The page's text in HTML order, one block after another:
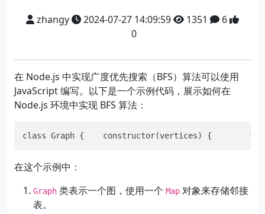
zhangy 2024-07-27 14:09:59 1351
6
0
在 Node.js 中实现广度优先搜索（BFS）算法可以使用
JavaScript 编写。以下是一个示例代码，展示如何在
Node.js 环境中实现 BFS 算法：
class Graph {    constructor(vertices) {
在这个示例中：
Graph 类表示一个图，使用一个 Map 对象来存储邻接
表。